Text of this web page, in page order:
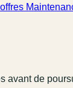
avant de